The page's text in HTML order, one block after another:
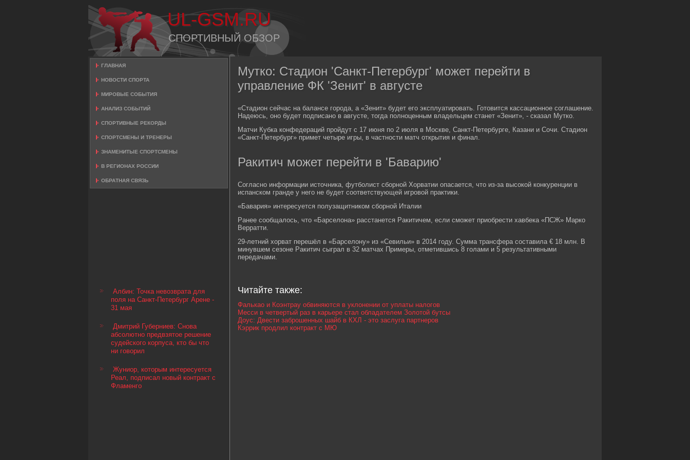
UL-GSM.RU
СПОРТИВНЫЙ ОБЗОР
ГЛАВНАЯ
НОВОСТИ СПОРТА
МИРОВЫЕ СОБЫТИЯ
АНАЛИЗ СОБЫТИЙ
СПОРТИВНЫЕ РЕКОРДЫ
СПОРТСМЕНЫ И ТРЕНЕРЫ
ЗНАМЕНИТЫЕ СПОРТСМЕНЫ
В РЕГИОНАХ РОССИИ
ОБРАТНАЯ СВЯЗЬ
Албин: Точка невозврата для
поля на Санкт-Петербург Арене -
31 мая
Дмитрий Губерниев: Снова
абсолютно предвзятое решение
судейского корпуса, кто бы что
ни говорил
Жуниор, которым интересуется
Реал, подписал новый контракт с
Фламенго
Мутко: Стадион 'Санкт-Петербург' может перейти в
управление ФК 'Зенит' в августе
«Стадион сейчас на балансе города, а «Зенит» будет его эксплуатировать. Готовится кассационное соглашение.
Надеюсь, оно будет подписано в августе, тогда полноценным владельцем станет «Зенит», - сказал Мутко.
Матчи Кубка конфедераций пройдут с 17 июня по 2 июля в Москве, Санкт-Петербурге, Казани и Сочи. Стадион
«Санкт-Петербург» примет четыре игры, в частности матч открытия и финал.
Ракитич может перейти в 'Баварию'
Согласно информации источника, футболист сборной Хорватии опасается, что из-за высокой конкуренции в
испанском гранде у него не будет соответствующей игровой практики.
«Бавария» интересуется полузащитником сборной Италии
Ранее сообщалось, что «Барселона» расстанется Ракитичем, если сможет приобрести хавбека «ПСЖ» Марко
Верратти.
29-летний хорват перешёл в «Барселону» из «Севильи» в 2014 году. Сумма трансфера составила € 18 млн. В
минувшем сезоне Ракитич сыграл в 32 матчах Примеры, отметившись 8 голами и 5 результативными
передачами.
Читайте также:
Фалькао и Коэнтрау обвиняются в уклонении от уплаты налогов
Месси в четвертый раз в карьере стал обладателем Золотой бутсы
Доус: Двести заброшенных шайб в КХЛ - это заслуга партнеров
Кэррик продлил контракт с МЮ